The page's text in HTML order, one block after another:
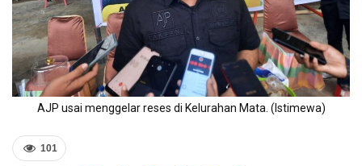
AJP usai menggelar reses di Kelurahan Mata. (Istimewa)
101